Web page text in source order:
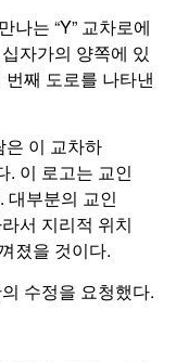
나는 “Y” 교차로에
자가의 양쪽에 있
째 도로를 나타낸
은 이 교차하
. 이 로고는 교인
대부분의 교인
서 지리적 위치
졌을 것이다.
수정을 요청했다.